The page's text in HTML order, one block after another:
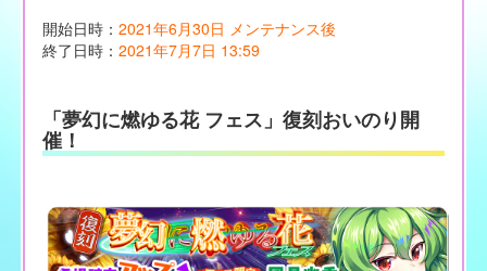
開始日時： 2021年6月30日 メンテナンス後
終了日時： 2021年7月7日 13:59
「夢幻に燃ゆる花 フェス」復刻おいのり開
催！